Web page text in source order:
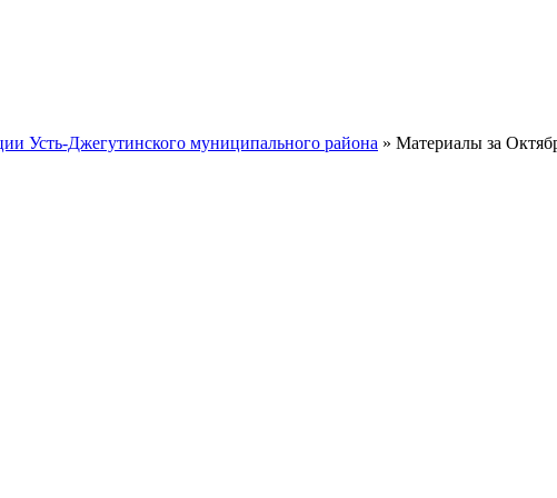
Усть-Джегутинского муниципального района » Материалы за